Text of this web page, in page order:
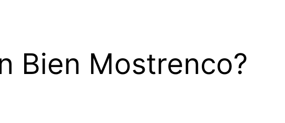
Bien Mostrenco?